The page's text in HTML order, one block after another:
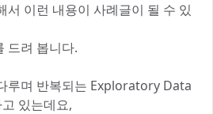
서 이런 내용이 사례글이 될 수 있
드려 봅니다.
루며 반복되는 Exploratory Data
있는데요,